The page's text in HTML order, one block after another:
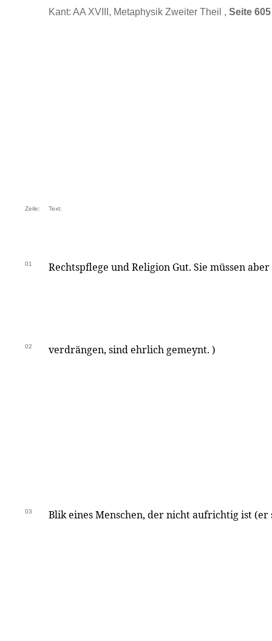
Kant: AA XVIII, Metaphysik Zweiter Theil , Seite 605
Zeile: Text:
01 Rechtspflege und Religion Gut. Sie müssen
02 verdrängen, sind ehrlich gemeynt. )
03 Blik eines Menschen, der nicht aufrichtig ist